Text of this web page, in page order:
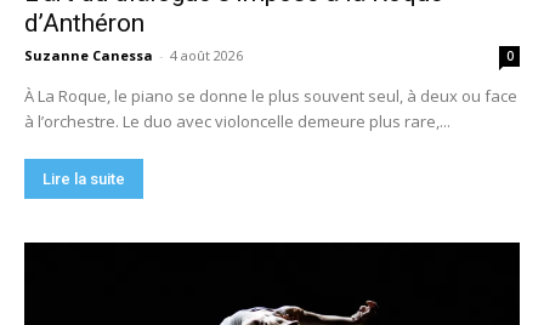
d’Anthéron
Suzanne Canessa - 4 août 2026 0
À La Roque, le piano se donne le plus souvent seul, à deux ou face
à l’orchestre. Le duo avec violoncelle demeure plus rare,...
Lire la suite